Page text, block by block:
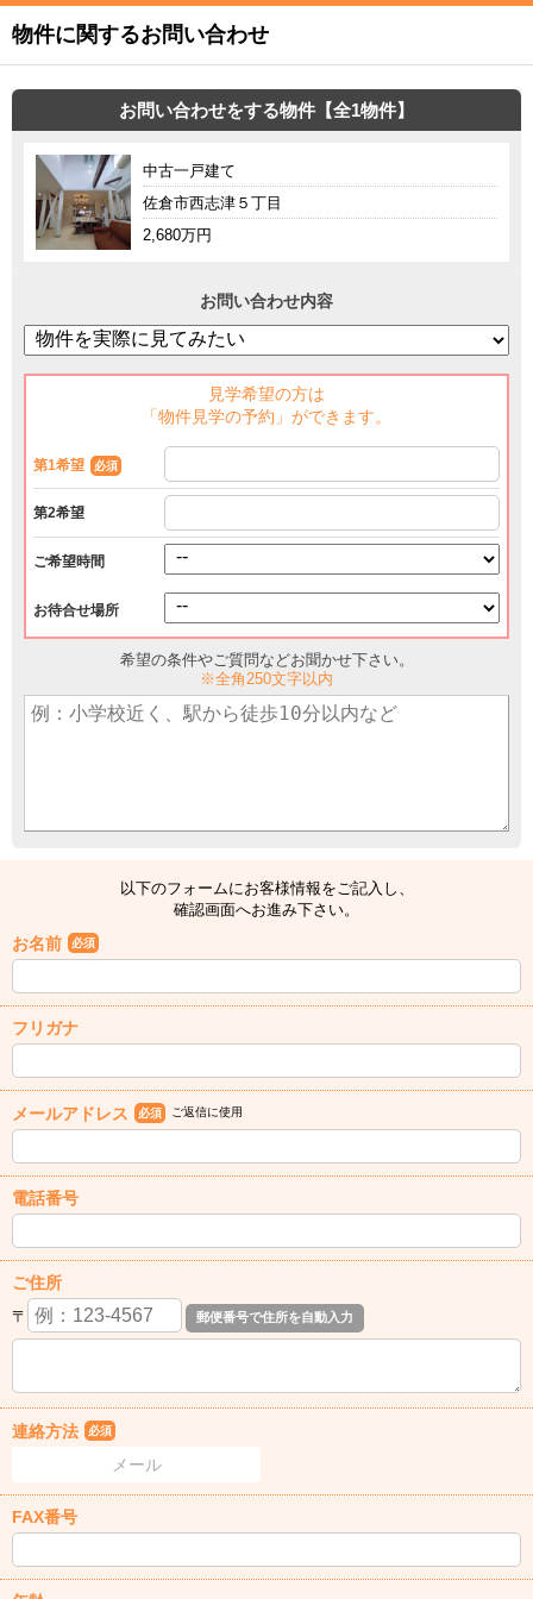
物件に関するお問い合わせ
お問い合わせをする物件【全1物件】
中古一戸建て
佐倉市西志津５丁目
2,680万円
お問い合わせ内容
見学希望の方は
「物件見学の予約」ができます。
第1希望 必須
第2希望
ご希望時間
お待合せ場所
希望の条件やご質問などお聞かせ下さい。
※全角250文字以内
以下のフォームにお客様情報をご記入し、
確認画面へお進み下さい。
お名前 必須
フリガナ
メールアドレス 必須 ご返信に使用
電話番号
ご住所
〒
連絡方法 必須
メール
FAX番号